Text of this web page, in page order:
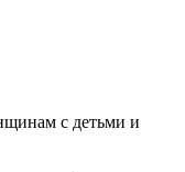
с детьми и